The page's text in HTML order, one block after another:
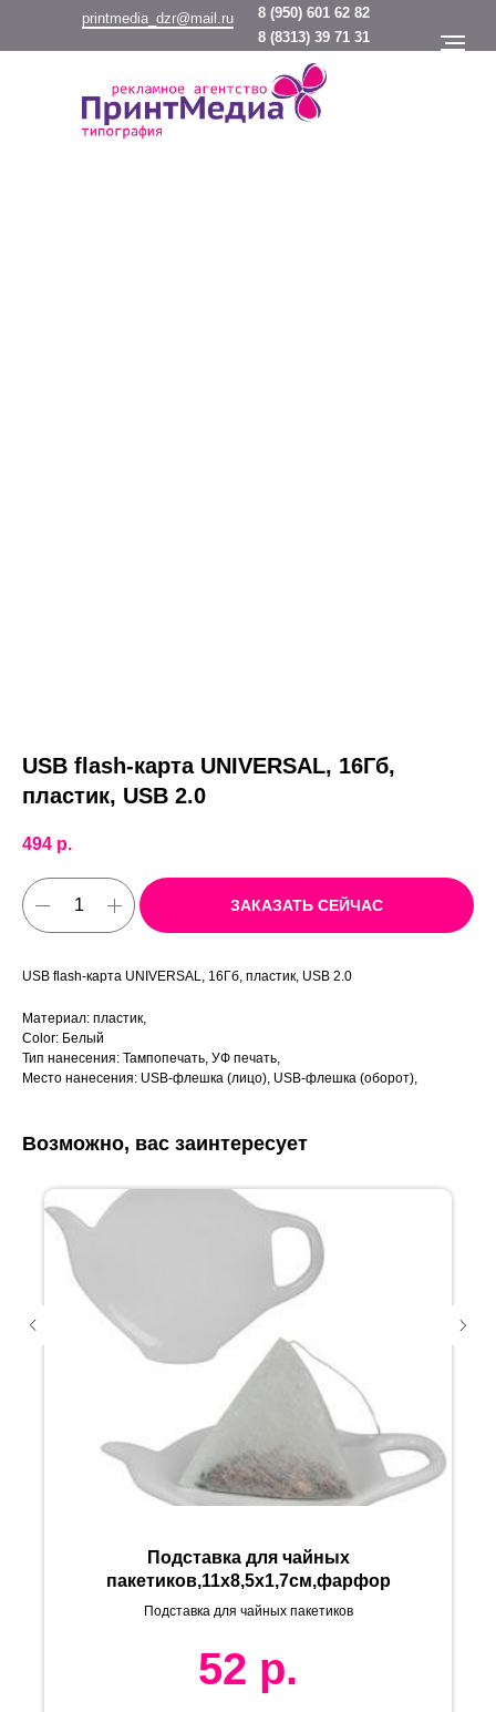
8 (950) 601 62 82
printmedia_dzr@mail.ru
8 (8313) 39 71 31
USB flash-карта UNIVERSAL, 16Гб,
пластик, USB 2.0
494 р.
ЗАКАЗАТЬ СЕЙЧАС
USB flash-карта UNIVERSAL, 16Гб, пластик, USB 2.0
Материал: пластик,
Color: Белый
Тип нанесения: Тампопечать, УФ печать,
Место нанесения: USB-флешка (лицо), USB-флешка (оборот),
Возможно, вас заинтересует
Подставка для чайных
пакетиков,11х8,5х1,7см,фарфор
Подставка для чайных пакетиков
52 р.